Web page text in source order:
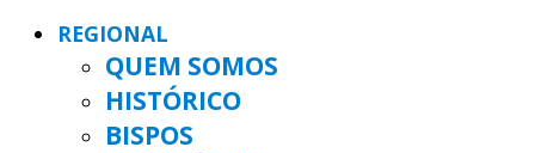
REGIONAL
QUEM SOMOS
HISTÓRICO
BISPOS